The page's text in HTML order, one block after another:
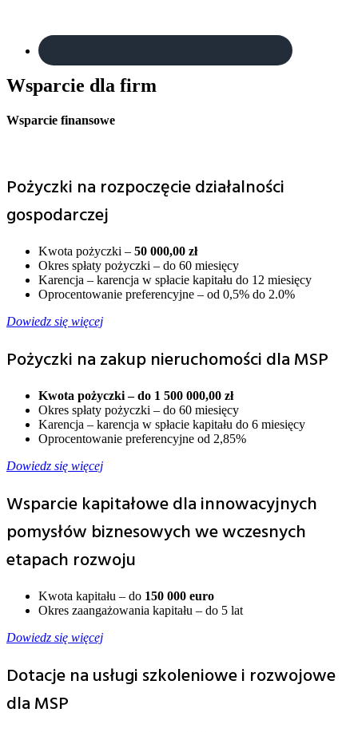
Wsparcie dla firm
Wsparcie finansowe
Pożyczki na rozpoczęcie działalności
gospodarczej
Kwota pożyczki – 50 000,00 zł
Okres spłaty pożyczki – do 60 miesięcy
Karencja – karencja w spłacie kapitału do 12 miesięcy
Oprocentowanie preferencyjne – od 0,5% do 2.0%
Dowiedz się więcej
Pożyczki na zakup nieruchomości dla MSP
Kwota pożyczki – do 1 500 000,00 zł
Okres spłaty pożyczki – do 60 miesięcy
Karencja – karencja w spłacie kapitału do 6 miesięcy
Oprocentowanie preferencyjne od 2,85%
Dowiedz się więcej
Wsparcie kapitałowe dla innowacyjnych
pomysłów biznesowych we wczesnych
etapach rozwoju
Kwota kapitału – do 150 000 euro
Okres zaangażowania kapitału – do 5 lat
Dowiedz się więcej
Dotacje na usługi szkoleniowe i rozwojowe
dla MSP